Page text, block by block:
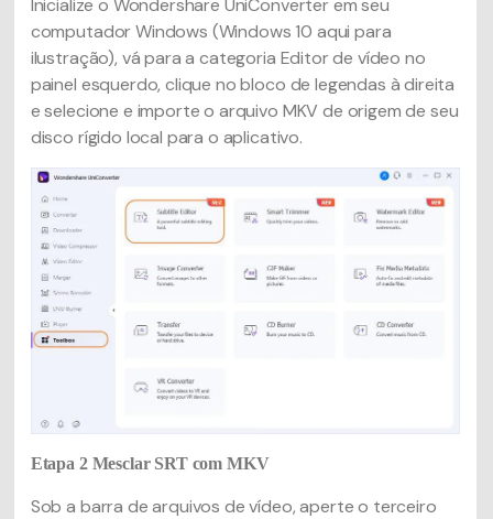
Inicialize o Wondershare UniConverter em seu
computador Windows (Windows 10 aqui para
ilustração), vá para a categoria Editor de vídeo no
painel esquerdo, clique no bloco de legendas à direita
e selecione e importe o arquivo MKV de origem de seu
disco rígido local para o aplicativo.
Etapa 2Mesclar SRT com MKV
Sob a barra de arquivos de vídeo, aperte o terceiro